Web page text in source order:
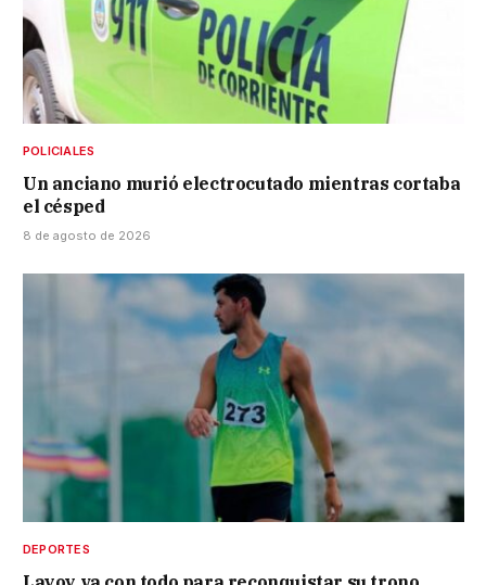
POLICIALES
Un anciano murió electrocutado mientras cortaba
el césped
8 de agosto de 2026
DEPORTES